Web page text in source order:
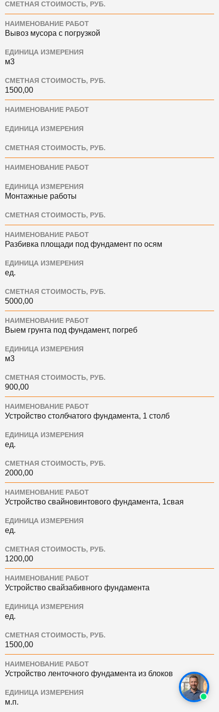
СМЕТНАЯ СТОИМОСТЬ, РУБ.
НАИМЕНОВАНИЕ РАБОТ
Вывоз мусора с погрузкой
ЕДИНИЦА ИЗМЕРЕНИЯ
м3
СМЕТНАЯ СТОИМОСТЬ, РУБ.
1500,00
НАИМЕНОВАНИЕ РАБОТ
ЕДИНИЦА ИЗМЕРЕНИЯ
СМЕТНАЯ СТОИМОСТЬ, РУБ.
НАИМЕНОВАНИЕ РАБОТ
ЕДИНИЦА ИЗМЕРЕНИЯ
Монтажные работы
СМЕТНАЯ СТОИМОСТЬ, РУБ.
НАИМЕНОВАНИЕ РАБОТ
Разбивка площади под фундамент по осям
ЕДИНИЦА ИЗМЕРЕНИЯ
ед.
СМЕТНАЯ СТОИМОСТЬ, РУБ.
5000,00
НАИМЕНОВАНИЕ РАБОТ
Выем грунта под фундамент, погреб
ЕДИНИЦА ИЗМЕРЕНИЯ
м3
СМЕТНАЯ СТОИМОСТЬ, РУБ.
900,00
НАИМЕНОВАНИЕ РАБОТ
Устройство столбчатого фундамента, 1 столб
ЕДИНИЦА ИЗМЕРЕНИЯ
ед.
СМЕТНАЯ СТОИМОСТЬ, РУБ.
2000,00
НАИМЕНОВАНИЕ РАБОТ
Устройство свайновинтового фундамента, 1свая
ЕДИНИЦА ИЗМЕРЕНИЯ
ед.
СМЕТНАЯ СТОИМОСТЬ, РУБ.
1200,00
НАИМЕНОВАНИЕ РАБОТ
Устройство свайзабивного фундамента
ЕДИНИЦА ИЗМЕРЕНИЯ
ед.
СМЕТНАЯ СТОИМОСТЬ, РУБ.
1500,00
НАИМЕНОВАНИЕ РАБОТ
Устройство ленточного фундамента из блоков
ЕДИНИЦА ИЗМЕРЕНИЯ
м.п.